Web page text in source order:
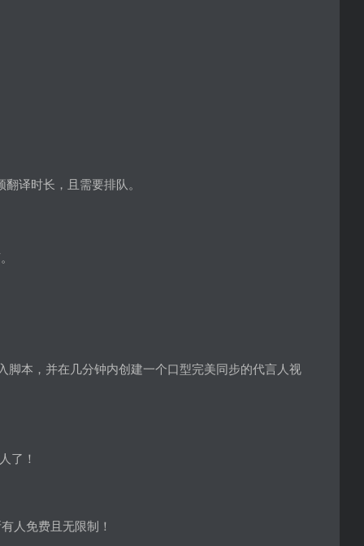
译时长，且需要排队。
脚本，并在几分钟内创建一个口型完美同步的代言人视
了！
人免费且无限制！